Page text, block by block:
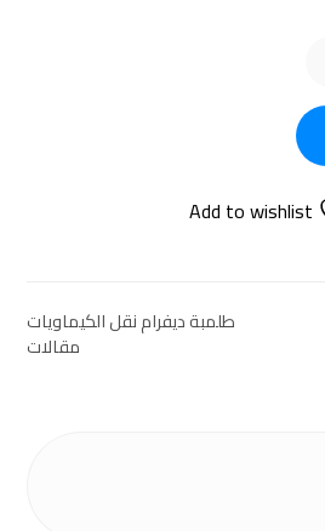
Add to wishlist
طلمبة ديفرام نقل الكيماويات
مقالات